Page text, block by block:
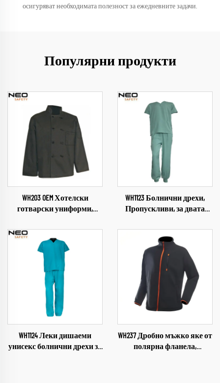
осигуряват необходимата полезност за ежедневните задачи.
Популярни продукти
WH203 OEM Хотелски
готварски униформи,
облекло за готвене, екип за
готвачи за хранителната
промишленост,
ресторанти, дрехи за
готвачи
WH1123 Болнични дрехи,
Пропускливи, за двата
индустриални униформи,
V-образно деколте,
комплект дрехи за
болница, работно облекло
WH1124 Леки дишаеми
унисекс болнични дрехи за
WH237 Дробно мъжко яке от
полярна фланела,